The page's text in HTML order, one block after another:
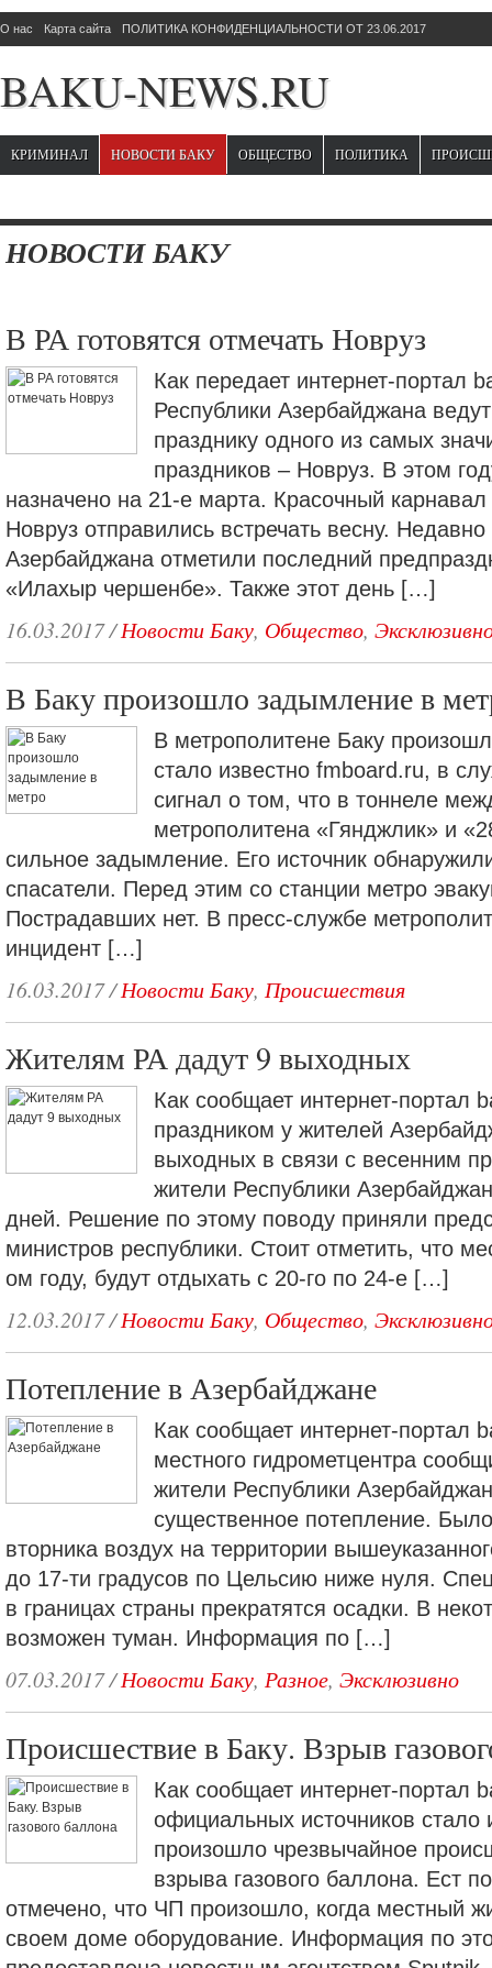
О нас Карта сайта ПОЛИТИКА КОНФИДЕНЦИАЛЬНОСТИ ОТ 23.06.2017
BAKU-NEWS.RU
КРИМИНАЛ НОВОСТИ БАКУ ОБЩЕСТВО ПОЛИТИКА
НОВОСТИ БАКУ
В РА готовятся отмечать Новруз
Как передает интернет-портал
Республики Азербайджана ведут
празднику одного из самых
праздников – Новруз. В этом
назначено на 21-е марта. Красочный карнавал
Новруз отправились встречать весну.
Азербайджана отметили последний
«Илахыр чершенбе». Также этот день […]
16.03.2017/Новости Баку, Общество,
В Баку произошло задымление в
В метрополитене Баку
стало известно fmboard.ru, в
сигнал о том, что в тоннеле
метрополитена «Гянджлик» и
сильное задымление. Его источник
спасатели. Перед этим со станции метро
Пострадавших нет. В пресс-службе
инцидент […]
16.03.2017/Новости Баку, Происшествия
Жителям РА дадут 9 выходных
Как сообщает интернет-портал
праздником у жителей
выходных в связи с весенним
жители Республики
дней. Решение по этому поводу приняли
министров республики. Стоит отметить, что
ом году, будут отдыхать с 20-го по 24-е […]
12.03.2017/Новости Баку, Общество,
Потепление в Азербайджане
Как сообщает интернет-портал
местного гидрометцентра
жители Республики
существенное потепление.
вторника воздух на территории
до 17-ти градусов по Цельсию ниже нуля.
в границах страны прекратятся осадки. В
возможен туман. Информация по […]
07.03.2017/Новости Баку, Разное, Эксклюзивно
Происшествие в Баку. Взрыв
Как сообщает интернет-портал
официальных источников стало
произошло чрезвычайное
взрыва газового баллона. Ест
отмечено, что ЧП произошло, когда местный
своем доме оборудование. Информация по